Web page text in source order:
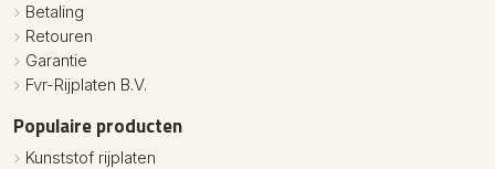
Betaling
Retouren
Garantie
Fvr-Rijplaten B.V.
Populaire producten
Kunststof rijplaten